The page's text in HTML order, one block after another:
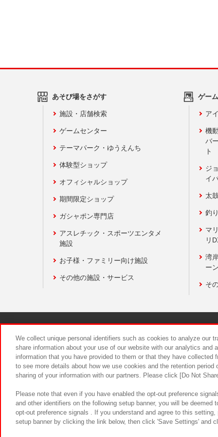
あそび場をさがす
施設・店舗検索
ゲームセンター
テーマパーク・ゆうえんち
体験型ショップ
オフィシャルショップ
期間限定ショップ
ガシャポン専門店
アスレチック・スポーツエンタメ
施設
お子様・ファミリー向け施設
その他の施設・サービス
ゲー
ア
機
バ
ト
ジ
イ
太
釣
マ
リ
湾
ー
そ
食品のご
We collect unique personal identifiers such as cookies to analyze our
share information about your use of our website with our analytics and
information that you have provided to them or that they have
to see more details about how we use cookies and the retention
sharing of your information with our partners. Please click [Do Not
Please note that even if you have enabled the opt-out preference
and other identifiers on the following setup banner, you will be
opt-out preference signals . If you understand and agree to this
setup banner by clicking the link below, then click 'Save Settings' and